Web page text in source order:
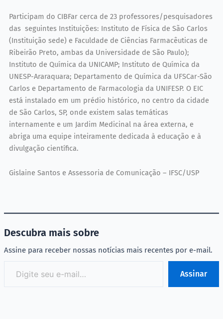
Participam do CIBFar cerca de 23 professores/pesquisadores
das seguintes Instituições: Instituto de Física de São Carlos
(Instituição sede) e Faculdade de Ciências Farmacêuticas de
Ribeirão Preto, ambas da Universidade de São Paulo);
Instituto de Química da UNICAMP; Instituto de Química da
UNESP-Araraquara; Departamento de Química da UFSCar-São
Carlos e Departamento de Farmacologia da UNIFESP. O EIC
está instalado em um prédio histórico, no centro da cidade
de São Carlos, SP, onde existem salas temáticas
internamente e um Jardim Medicinal na área externa, e
abriga uma equipe inteiramente dedicada à educação e à
divulgação científica.
Gislaine Santos e Assessoria de Comunicação – IFSC/USP
Descubra mais sobre
Assine para receber nossas notícias mais recentes por e-mail.
Assinar